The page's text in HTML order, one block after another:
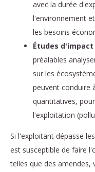
avec la durée
l'environnement
les besoins
Études
préalables
sur les
peuvent conduire
quantitatives,
l'exploitation
Si l'exploitant dépasse
est susceptible de faire
telles que des amendes,